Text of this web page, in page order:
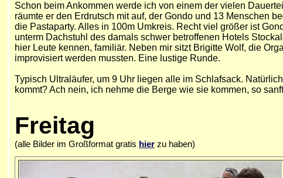
Schon beim Ankommen werde ich von einem der vielen
räumte er den Erdrutsch mit auf, der Gondo und 13 Menschen
die Pastaparty. Alles in 100m Umkreis. Recht viel größer ist
unterm Dachstuhl des damals schwer betroffenen Hotels
hier Leute kennen, familiär. Neben mir sitzt Brigitte Wolf, die
improvisiert werden mussten. Eine lustige Runde.
Typisch Ultraläufer, um 9 Uhr liegen alle im Schlafsack.
kommt? Ach nein, ich nehme die Berge wie sie kommen, so
Freitag
(alle Bilder im Großformat gratis hier zu haben)